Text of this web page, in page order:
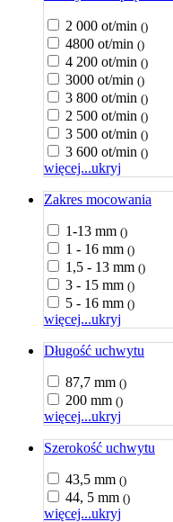
2 000 ot/min ()
4800 ot/min ()
4 200 ot/min ()
3000 ot/min ()
3 800 ot/min ()
2 500 ot/min ()
3 500 ot/min ()
3 600 ot/min ()
więcej...ukryj
Zakres mocowania
1-13 mm ()
1 - 16 mm ()
1,5 - 13 mm ()
3 - 15 mm ()
5 - 16 mm ()
więcej...ukryj
Długość uchwytu
87,7 mm ()
200 mm ()
więcej...ukryj
Szerokość uchwytu
43,5 mm ()
44, 5 mm ()
więcej...ukryj